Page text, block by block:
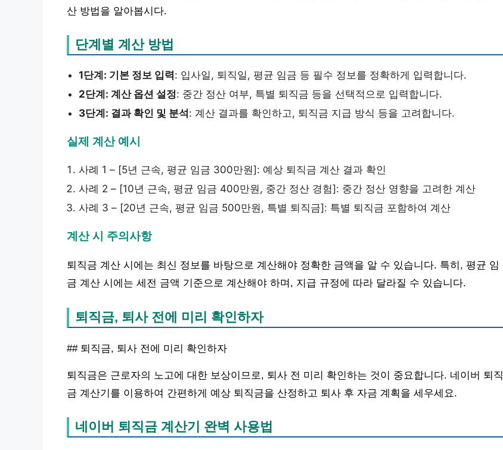
산 방법을 알아봅시다.
단계별 계산 방법
1단계: 기본 정보 입력: 입사일, 퇴직일, 평균 임금 등 필수 정보를 정확하게 입력합니다.
2단계: 계산 옵션 설정: 중간 정산 여부, 특별 퇴직금 등을 선택적으로 입력합니다.
3단계: 결과 확인 및 분석 : 계산 결과를 확인하고, 퇴직금 지급 방식 등을 고려합니다.
실제 계산 예시
사례 1 – [5년 근속, 평균 임금 300만원]: 예상 퇴직금 계산 결과 확인
사례 2 – [10년 근속, 평균 임금 400만원, 중간 정산 경험]: 중간 정산 영향을 고려한 계산
사례 3 – [20년 근속, 평균 임금 500만원, 특별 퇴직금]: 특별 퇴직금 포함하여 계산
계산 시 주의사항
퇴직금 계산 시에는 최신 정보를 바탕으로 계산해야 정확한 금액을 알 수 있습니다. 특히, 평균 임
금 계산 시에는 세전 금액 기준으로 계산해야 하며, 지급 규정에 따라 달라질 수 있습니다.
퇴직금, 퇴사 전에 미리 확인하자
## 퇴직금, 퇴사 전에 미리 확인하자
퇴직금은 근로자의 노고에 대한 보상이므로, 퇴사 전 미리 확인하는 것이 중요합니다. 네이버 퇴직
금 계산기를 이용하여 간편하게 예상 퇴직금을 산정하고 퇴사 후 자금 계획을 세우세요.
네이버 퇴직금 계산기 완벽 사용법